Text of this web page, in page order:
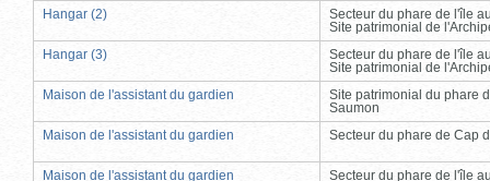
Hangar (2)
Secteur du phare de l'île
Site patrimonial de
Hangar (3)
Secteur du phare de l'île
Site patrimonial de
Maison de l'assistant du gardien
Site patrimonial du phare
Saumon
Maison de l'assistant du gardien
Secteur du phare de Cap
Maison de l'assistant du gardien
Secteur du phare de l'île